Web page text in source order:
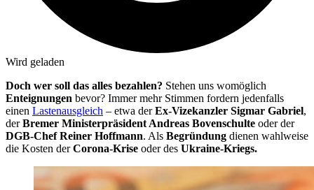
Wird geladen
Doch wer soll das alles bezahlen? Stehen uns womöglich
Enteignungen bevor? Immer mehr Stimmen fordern jedenfalls
einen Lastenausgleich – etwa derEx-Vizekanzler Sigmar Gabriel,
derBremer Ministerpräsident Andreas Bovenschulte oder der
DGB-Chef Reiner Hoffmann. Als Begründung dienen wahlweise
die Kosten derCorona-Krise oder des Ukraine-Kriegs.